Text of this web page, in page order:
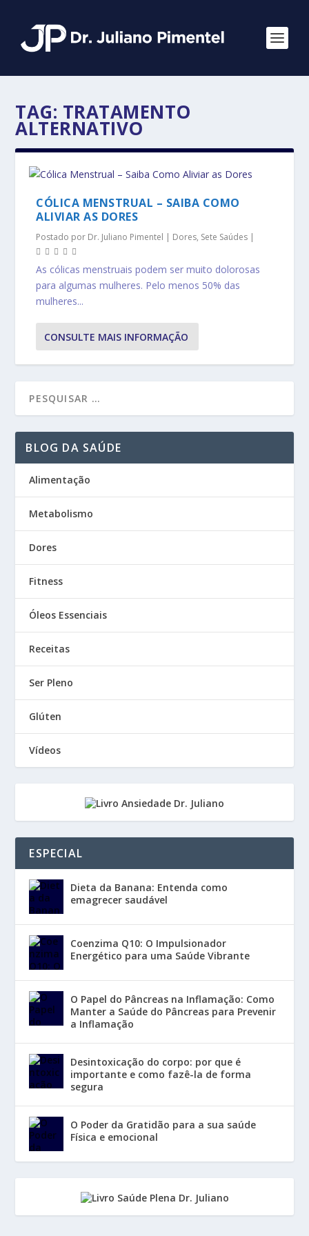
TAG: TRATAMENTO
ALTERNATIVO
CÓLICA MENSTRUAL – SAIBA COMO
ALIVIAR AS DORES
Postado por Dr. Juliano Pimentel | Dores, Sete Saúdes |
As cólicas menstruais podem ser muito dolorosas
para algumas mulheres. Pelo menos 50% das
mulheres...
CONSULTE MAIS INFORMAÇÃO
BLOG DA SAÚDE
Alimentação
Metabolismo
Dores
Fitness
Óleos Essenciais
Receitas
Ser Pleno
Glúten
Vídeos
ESPECIAL
Dieta da Banana: Entenda como
emagrecer saudável
Coenzima Q10: O Impulsionador
Energético para uma Saúde Vibrante
O Papel do Pâncreas na Inflamação: Como
Manter a Saúde do Pâncreas para Prevenir
a Inflamação
Desintoxicação do corpo: por que é
importante e como fazê-la de forma
segura
O Poder da Gratidão para a sua saúde
Física e emocional